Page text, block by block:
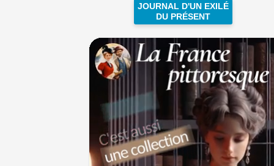
JOURNAL D'UN EXILÉ
DU PRÉSENT